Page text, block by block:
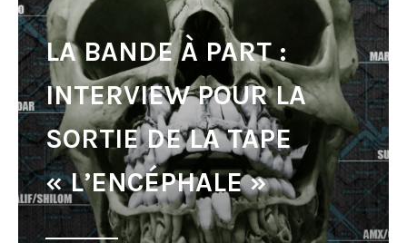
LA BANDE À PART :
INTERVIEW POUR LA
SORTIE DE LA TAPE
« L’ENCÉPHALE »